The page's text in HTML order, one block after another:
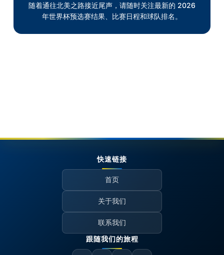
随着通往北美之路接近尾声，请随时关注最新的 2026
年世界杯预选赛结果、比赛日程和球队排名。
快速链接
首页
关于我们
联系我们
跟随我们的旅程